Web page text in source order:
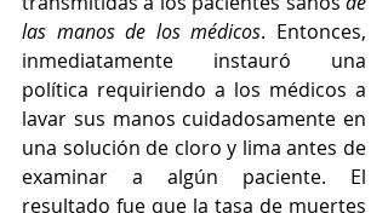
las manos de los médicos. Entonces,
inmediatamente instauró una
política requiriendo a los médicos a
lavar sus manos cuidadosamente en
una solución de cloro y lima antes de
examinar a algún paciente. El
resultado fue que la tasa de muertes